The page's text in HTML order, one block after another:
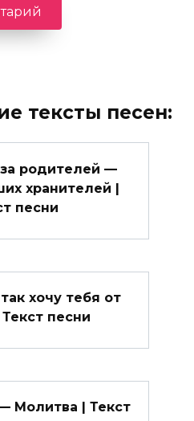
тексты песен:
родителей —
хранителей |
песни
хочу тебя от
песни
Молитва | Текст